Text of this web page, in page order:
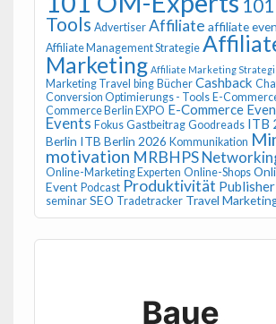
Tools Advertiser Affiliate affiliate
Affiliate Management Strategie
Marketing Affiliate Marketing
Marketing Travel bing Bücher Cashback
Conversion Optimierungs - Tools E-
Commerce Berlin EXPO E-Commerce
Events Fokus Gastbeitrag Goodreads ITB
Berlin ITB Berlin 2026 Kommunikation
motivation MRBHPS
Online-Marketing Experten Online-Shops
Event Podcast Produktivität Publisher
seminar SEO Tradetracker Travel